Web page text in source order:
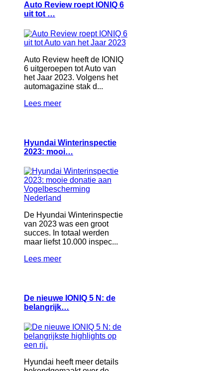
Auto Review roept IONIQ 6
uit tot …
Auto Review heeft de IONIQ
6 uitgeroepen tot Auto van
het Jaar 2023. Volgens het
automagazine stak d...
Lees meer
Hyundai Winterinspectie
2023: mooi…
De Hyundai Winterinspectie
van 2023 was een groot
succes. In totaal werden
maar liefst 10.000 inspec...
Lees meer
De nieuwe IONIQ 5 N: de
belangrijk…
Hyundai heeft meer details